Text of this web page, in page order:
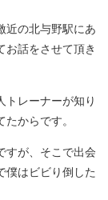
近の北与野駅にあ
お話をさせて頂き
トレーナーが知り
からです。
すが、そこで出会
僕はビビり倒した